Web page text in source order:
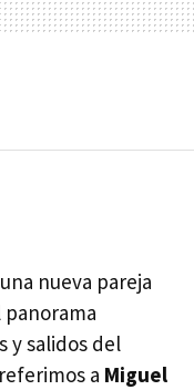
nueva pareja
y salidos del
a Miguel